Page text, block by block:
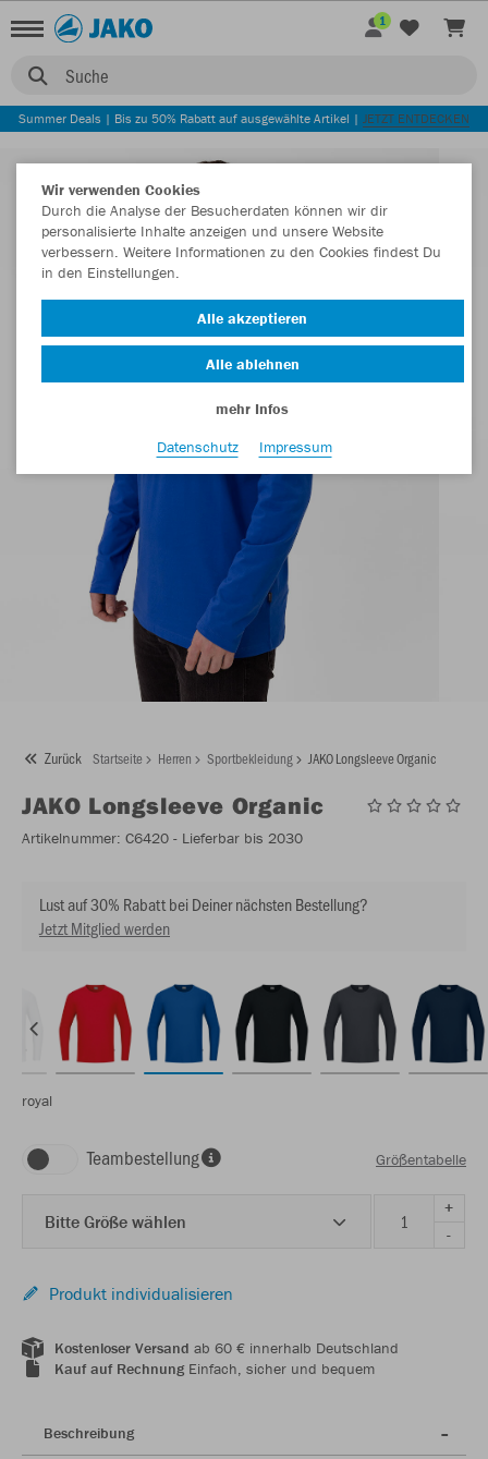
Suche
1
Summer Deals | Bis zu 50% Rabatt auf ausgewählte Artikel | JETZT ENTDECKEN
Zurück Startseite Herren Sportbekleidung JAKO Longsleeve Organic
JAKO Longsleeve Organic
Artikelnummer: C6420 - Lieferbar bis 2030
Lust auf 30% Rabatt bei Deiner nächsten Bestellung?
Jetzt Mitglied werden
royal
Teambestellung Größentabelle
Bitte Größe wählen
+
-
Produkt individualisieren
Kostenloser Versand ab 60 € innerhalb Deutschland
Kauf auf RechnungEinfach, sicher und bequem
Beschreibung
Wir verwenden Cookies
Durch die Analyse der Besucherdaten können wir dir
personalisierte Inhalte anzeigen und unsere Website
verbessern. Weitere Informationen zu den Cookies findest Du
in den Einstellungen.
Alle akzeptieren
Alle ablehnen
mehr Infos
Datenschutz
Impressum